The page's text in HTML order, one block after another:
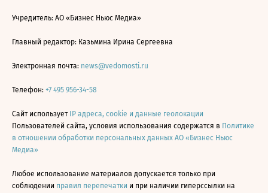
Учредитель: АО «Бизнес Ньюс Медиа»
Главный редактор: Казьмина Ирина Сергеевна
Электронная почта: news@vedomosti.ru
Телефон: +7 495 956-34-58
Сайт использует IP адреса, cookie и данные геолокации
Пользователей сайта, условия использования содержатся в Политике
в отношении обработки персональных данных АО «Бизнес Ньюс
Медиа»
Любое использование материалов допускается только при
соблюдении правил перепечатки и при наличии гиперссылки на